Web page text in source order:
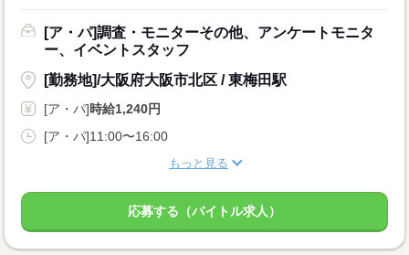
[ア・パ]調査・モニターその他、アンケートモニタ
ー、イベントスタッフ
[勤務地]/大阪府大阪市北区 / 東梅田駅
[ア・パ]時給1,240円
[ア・パ]11:00〜16:00
もっと見る
応募する（バイトル求人）